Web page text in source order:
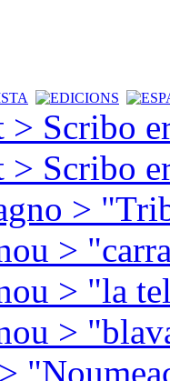
> Scribo
> Scribo
>
>
> "la
>